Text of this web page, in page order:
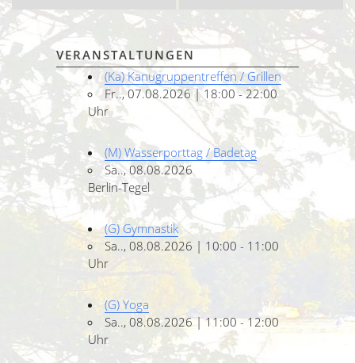
VERANSTALTUNGEN
(Ka) Kanugruppentreffen / Grillen
Fr.., 07.08.2026 | 18:00 - 22:00
Uhr
(M) Wasserporttag / Badetag
Sa.., 08.08.2026
Berlin-Tegel
(G) Gymnastik
Sa.., 08.08.2026 | 10:00 - 11:00
Uhr
(G) Yoga
Sa.., 08.08.2026 | 11:00 - 12:00
Uhr